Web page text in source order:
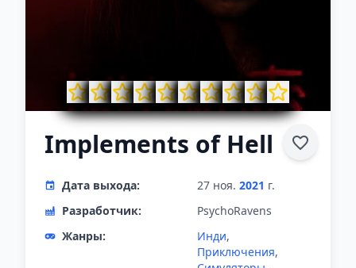
Implements of Hell
Дата выхода: 27 ноя. 2021 г.
Разработчик:
PsychoRavens
Жанры:
Инди,
Приключения,